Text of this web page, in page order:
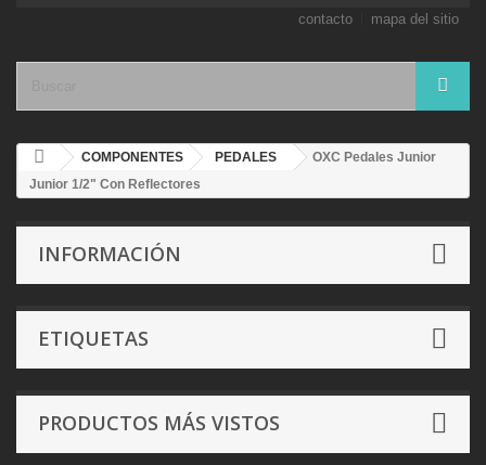
contacto mapa del sitio
COMPONENTES PEDALES
OXC Pedales Junior
Junior 1/2" Con Reflectores
INFORMACIÓN
ETIQUETAS
PRODUCTOS MÁS VISTOS